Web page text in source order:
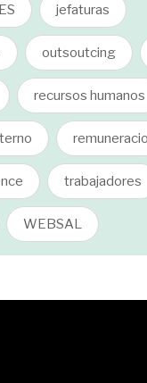
jefaturas
outsoutcing
recursos humanos
trabajadores
WEBSAL